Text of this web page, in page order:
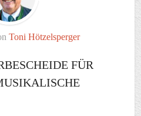
Toni Hötzelsperger
FÜR